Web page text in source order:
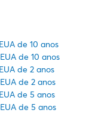
de 10 anos
de 10 anos
de 2 anos
de 2 anos
de 5 anos
de 5 anos